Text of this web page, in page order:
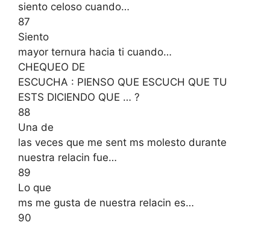
siento celoso cuando…
87
Siento
mayor ternura hacia ti cuando…
CHEQUEO DE
ESCUCHA : PIENSO QUE ESCUCH QUE TU
ESTS DICIENDO QUE … ?
88
Una de
las veces que me sent ms molesto durante
nuestra relacin fue…
89
Lo que
ms me gusta de nuestra relacin es…
90